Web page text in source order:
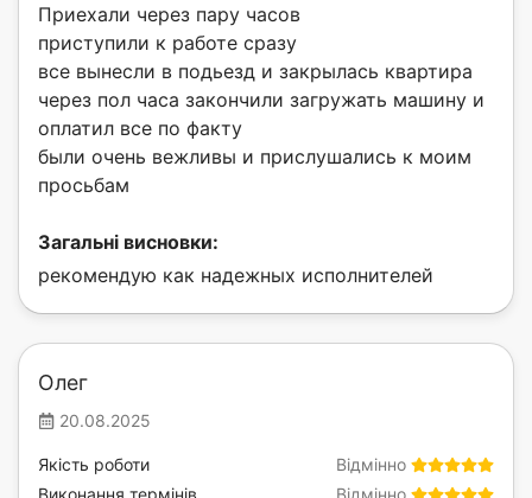
Приехали через пару часов
приступили к работе сразу
все вынесли в подьезд и закрылась квартира
через пол часа закончили загружать машину и
оплатил все по факту
были очень вежливы и прислушались к моим
просьбам
Загальні висновки:
рекомендую как надежных исполнителей
Олег
20.08.2025
Відмінно
Якість роботи
Відмінно
Виконання термінів